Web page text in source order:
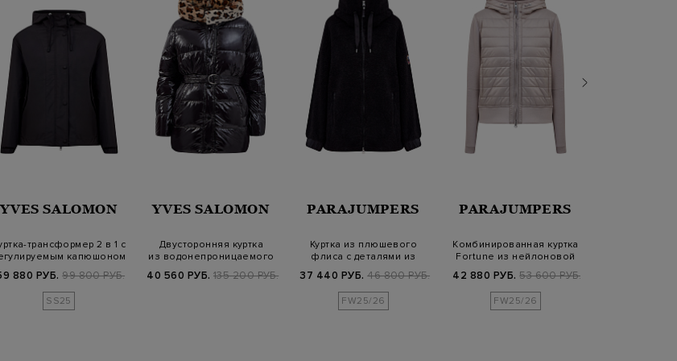
YVES SALOMON
трансформер 2 в 1 с
капюшоном
880 РУБ. 99 800 РУБ.
SS25
YVES SALOMON
Двусторонняя куртка
из водонепроницаемого
40 560 РУБ. 135 200 РУБ.
PARAJUMPERS
Куртка из плюшевого
флиса с деталями из
37 440 РУБ. 46 800 РУБ.
FW25/26
PARAJUMPERS
Комбинированная куртка
Fortune из нейлоновой
42 880 РУБ. 53 600 РУБ.
FW25/26